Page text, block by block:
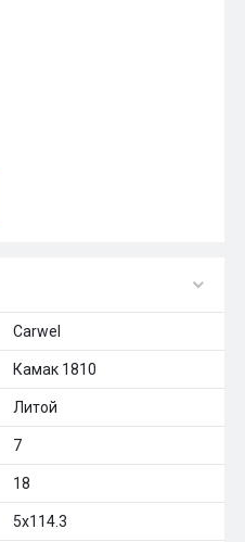
Carwel
Камак 1810
Литой
7
18
5x114.3